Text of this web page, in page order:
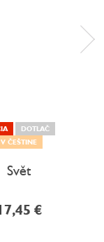
DOTLAČ
V ČEŠTINE
Svět
17,45 €